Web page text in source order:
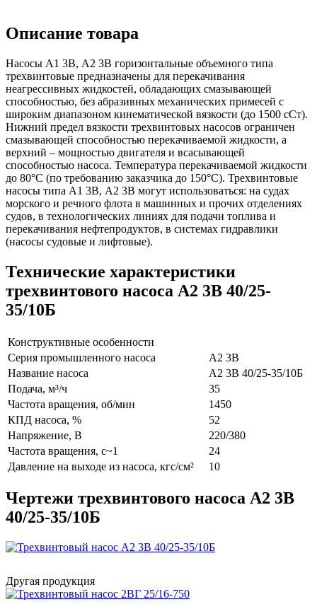
Описание товара
Насосы А1 3В, А2 3В горизонтальные объемного типа
трехвинтовые предназначены для перекачивания
неагрессивных жидкостей, обладающих смазывающей
способностью, без абразивных механических примесей с
широким диапазоном кинематической вязкости (до 1500 cСт).
Нижний предел вязкости трехвинтовых насосов ограничен
смазывающей способностью перекачиваемой жидкости, а
верхний – мощностью двигателя и всасывающей
способностью насоса. Температура перекачиваемой жидкости
до 80°С (по требованию заказчика до 150°С). Трехвинтовые
насосы типа А1 3В, А2 3В могут использоваться: на судах
морского и речного флота в машинных и прочих отделениях
судов, в технологических линиях для подачи топлива и
перекачивания нефтепродуктов, в системах гидравлики
(насосы судовые и лифтовые).
Технические характеристики
трехвинтового насоса А2 3В 40/25-
35/10Б
Конструктивные особенности
Серия промышленного насоса
А2 3В
Название насоса
А2 3В 40/25-35/10Б
Подача, м³/ч
35
Частота вращения, об/мин
1450
КПД насоса, %
52
Напряжение, В
220/380
Частота вращения, c~1
24
Давление на выходе из насоса, кгс/см²
10
Чертежи трехвинтового насоса А2 3В
40/25-35/10Б
Другая продукция